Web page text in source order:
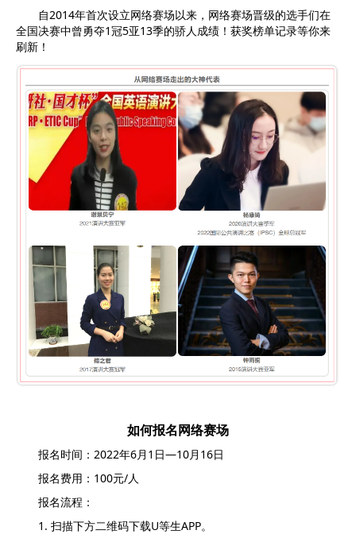
自2014年首次设立网络赛场以来，网络赛场晋级的选手们在
全国决赛中曾勇夺1冠5亚13季的骄人成绩！获奖榜单记录等你来
刷新！
如何报名网络赛场
报名时间：2022年6月1日—10月16日
报名费用：100元/人
报名流程：
1. 扫描下方二维码下载U等生APP。